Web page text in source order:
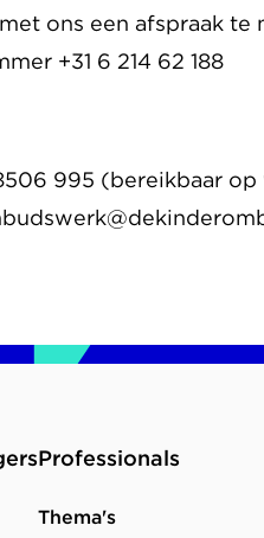
ons een afspraak te
+31 6 214 62 188
995 (bereikbaar
Professionals
Thema's